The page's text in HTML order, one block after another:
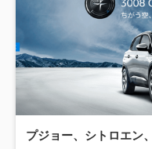
プジョー、シトロエン